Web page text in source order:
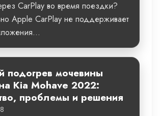
CarPlay во время поездки?
Apple CarPlay не поддерживает
подогрев мочевины
Kia Mohave 2022:
проблемы и решения